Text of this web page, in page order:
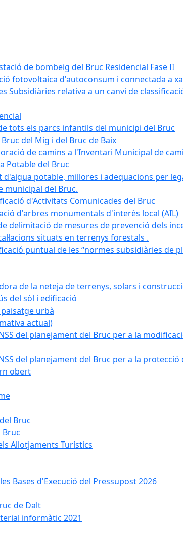
de bombeig del Bruc Residencial Fase II
fotovoltaica d'autoconsum i connectada a
Subsidiàries relativa a un canvi de
tots els parcs infantils del municipi del Bruc
del Mig i del Bruc de Baix
de camins a l'Inventari Municipal de
Potable del Bruc
potable, millores i adequacions per
municipal del Bruc.
d'Activitats Comunicades del Bruc
d'arbres monumentals d'interès local (AIL)
delimitació de mesures de prevenció dels
situats en terrenys forestals .
puntual de les “normes subsidiàries de
de la neteja de terrenys, solars i
del sòl i edificació
urbà
actual)
del planejament del Bruc per a la
del planejament del Bruc per a la
obert
Bruc
Bruc
Allotjaments Turístics
Bases d'Execució del Pressupost 2026
de Dalt
informàtic 2021